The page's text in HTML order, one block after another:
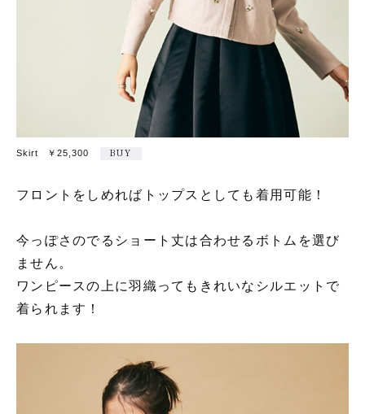
Skirt ￥25,300 BUY
フロントをしめればトップスとしても着用可能！
今っぽさのでるショート丈は合わせるボトムを選び
ません。
ワンピースの上に羽織ってもきれいなシルエットで
着られます！